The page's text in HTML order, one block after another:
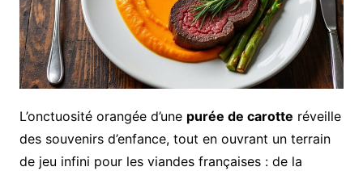
L’onctuosité orangée d’une purée de carotte réveille
des souvenirs d’enfance, tout en ouvrant un terrain
de jeu infini pour les viandes françaises : de la